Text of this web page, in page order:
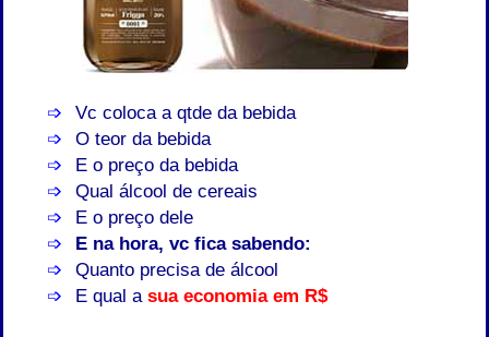
Vc coloca a qtde da bebida
O teor da bebida
E o preço da bebida
Qual álcool de cereais
E o preço dele
E na hora, vc fica sabendo:
Quanto precisa de álcool
E qual asua economia em R$